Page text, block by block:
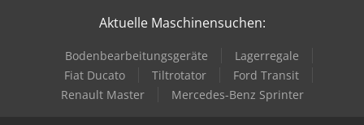
Aktuelle Maschinensuchen:
Bodenbearbeitungsgeräte
Lagerregale
Fiat Ducato
Tiltrotator
Ford Transit
Renault Master
Mercedes-Benz Sprinter